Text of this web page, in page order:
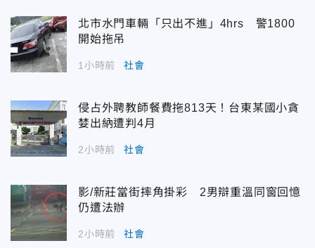
北市水門車輛「只出不進」4hrs 警1800
開始拖吊
1小時前 社會
侵占外聘教師餐費拖813天！台東某國小貪
婪出納遭判4月
2小時前 社會
影/新莊當街摔角掛彩 2男辯重溫同窗回憶
仍遭法辦
2小時前 社會